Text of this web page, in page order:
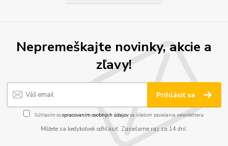
Nepremeškajte novinky, akcie a
zľavy!
Prihlásiť sa
Súhlasím sospracovaním osobných údajov za účelom zasielania newslettera.
Môžete sa kedykoľvek odhlásiť. Zasielame raz za 14 dní.